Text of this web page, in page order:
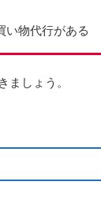
い物代行がある
ましょう。